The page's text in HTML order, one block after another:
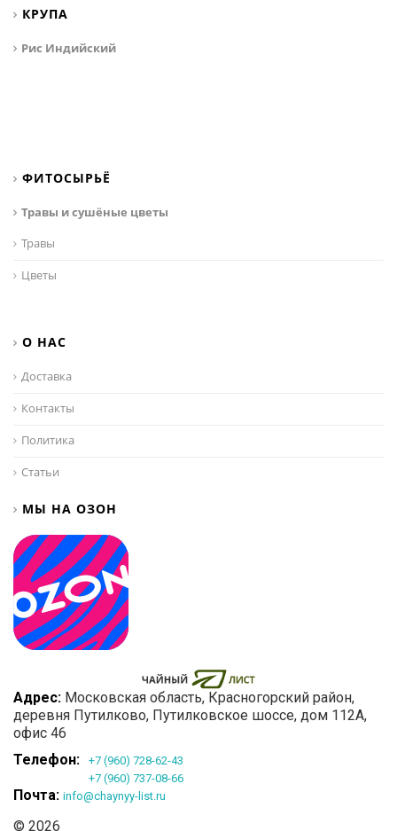
КРУПА
Рис Индийский
ФИТОСЫРЬЁ
Травы и сушёные цветы
Травы
Цветы
О НАС
Доставка
Контакты
Политика
Статьи
МЫ НА ОЗОН
Адрес: Московская область, Красногорский район,
деревня Путилково, Путилковское шоссе, дом 112А,
офис 46
Телефон:
+7 (960) 728-62-43
+7 (960) 737-08-66
Почта: info@chaynyy-list.ru
© 2026